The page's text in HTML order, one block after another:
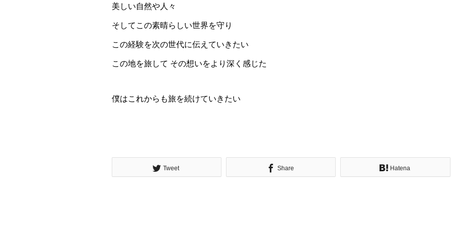
美しい自然や人々
そしてこの素晴らしい世界を守り
この経験を次の世代に伝えていきたい
この地を旅して その想いをより深く感じた
僕はこれからも旅を続けていきたい
Tweet Share Hatena